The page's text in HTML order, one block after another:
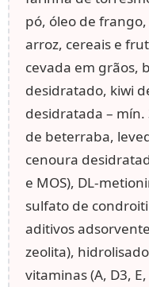
pó, óleo de
arroz, cereais e
cevada em grãos,
desidratado, kiwi
desidratada –
de beterraba,
cenoura
e MOS), DL-
sulfato de
aditivos
zeolita),
vitaminas (A, D3,